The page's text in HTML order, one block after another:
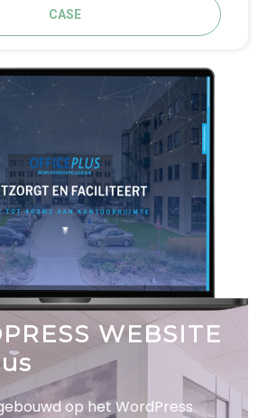
CASE
WEBSITE
op het WordPress